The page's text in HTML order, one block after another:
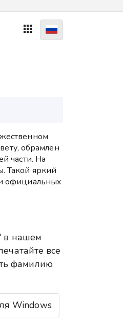

обрамлен
части. На
Такой яркий
официальных
в нашем
все
фамилию
Windows